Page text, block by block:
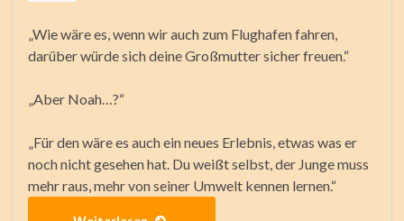
„Wie wäre es, wenn wir auch zum Flughafen fahren,
darüber würde sich deine Großmutter sicher freuen.“
„Aber Noah…?“
„Für den wäre es auch ein neues Erlebnis, etwas was er
noch nicht gesehen hat. Du weißt selbst, der Junge muss
mehr raus, mehr von seiner Umwelt kennen lernen.“